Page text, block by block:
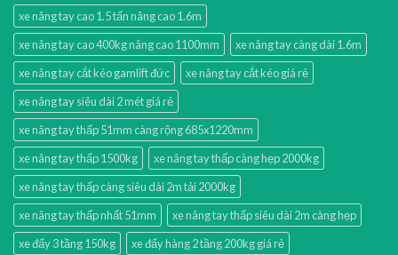
xe nâng tay cao 1.5 tấn nâng cao 1.6m
xe nâng tay cao 400kg nâng cao 1100mm
xe nâng tay càng dài 1.6m
xe nâng tay cắt kéo gamlift đức
xe nâng tay cắt kéo giá rẻ
xe nâng tay siêu dài 2 mét giá rẻ
xe nâng tay thấp 51mm càng rộng 685x1220mm
xe nâng tay thấp 1500kg
xe nâng tay thấp càng hẹp 2000kg
xe nâng tay thấp càng siêu dài 2m tải 2000kg
xe nâng tay thấp nhất 51mm
xe nâng tay thấp siêu dài 2m càng hẹp
xe đẩy 3 tầng 150kg
xe đẩy hàng 2 tầng 200kg giá rẻ